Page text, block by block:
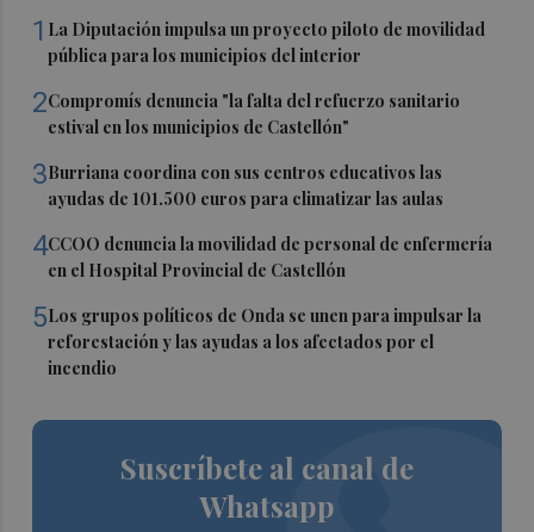
1 La Diputación impulsa un proyecto piloto de movilidad
pública para los municipios del interior
2Compromís denuncia "la falta del refuerzo sanitario
estival en los municipios de Castellón"
3Burriana coordina con sus centros educativos las
ayudas de 101.500 euros para climatizar las aulas
4CCOO denuncia la movilidad de personal de enfermería
en el Hospital Provincial de Castellón
5Los grupos políticos de Onda se unen para impulsar la
reforestación y las ayudas a los afectados por el
incendio
Suscríbete al canal de
Whatsapp